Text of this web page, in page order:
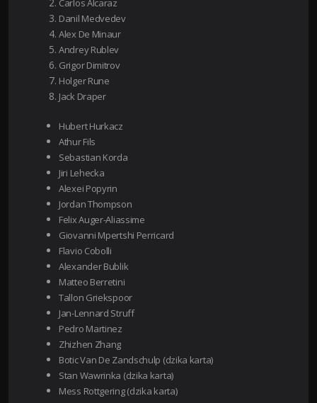
Carlos Alcaraz
Danil Medvedev
Alex De Minaur
Andrey Rublev
Grigor Dimitrov
Holger Rune
Jack Draper
Hubert Hurkacz
Athur Fils
Sebastian Korda
Jiri Lehecka
Alexei Popyrin
Jordan Thompson
Felix Auger-Aliassime
Giovanni Mpertshi Perricard
Flavio Cobolli
Alexander Bublik
Matteo Berretini
Tallon Griekspoor
Jan-Lennard Struff
Pedro Martinez
Zhizhen Zhang
Botic Van De Zandschulp (dzika karta)
Stan Wawrinka (dzika karta)
Mess Rottgering (dzika karta)